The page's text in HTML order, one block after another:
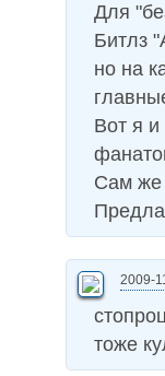
Для
Битлз
но на
Вот я
Сам же
2009-
тоже